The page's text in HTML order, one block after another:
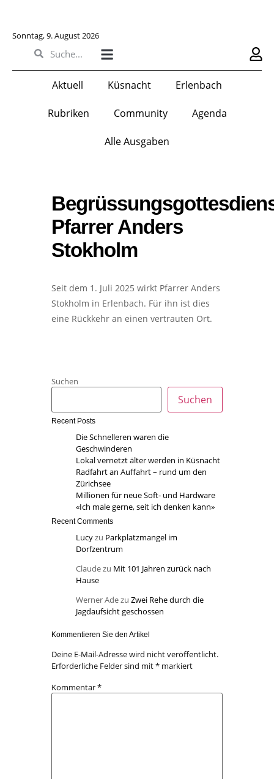
Sonntag, 9. August 2026
Aktuell Küsnacht Erlenbach
Rubriken Community Agenda
Alle Ausgaben
Pfarrer Anders
Stokholm
Seit dem 1. Juli 2025 wirkt Pfarrer Anders
Stokholm in Erlenbach. Für ihn ist dies
eine Rückkehr an einen vertrauten Ort.
Suchen
Suchen
Recent Posts
Die Schnelleren waren die
Geschwinderen
Lokal vernetzt älter werden in Küsnacht
Radfahrt an Auffahrt – rund um den
Zürichsee
Millionen für neue Soft- und Hardware
«Ich male gerne, seit ich denken kann»
Recent Comments
Lucyzu Parkplatzmangel im
Dorfzentrum
Claudezu Mit 101 Jahren zurück nach
Hause
Werner Adezu Zwei Rehe durch die
Jagdaufsicht geschossen
Kommentieren Sie den Artikel
Deine E-Mail-Adresse wird nicht veröffentlicht.
Erforderliche Felder sind mit* markiert
Kommentar*